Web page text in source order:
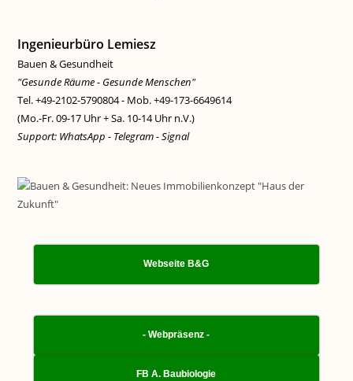
Ingenieurbüro Lemiesz
Bauen & Gesundheit
"Gesunde Räume - Gesunde Menschen"
Tel. +49-2102-5790804 - Mob. +49-173-6649614
(Mo.-Fr. 09-17 Uhr + Sa. 10-14 Uhr n.V.)
Support: WhatsApp - Telegram - Signal
Webseite B&G
- Webpräsenz -
FB A. Baubiologie